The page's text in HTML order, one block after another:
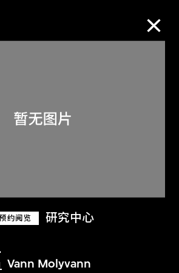
约阅览 研究中心
Vann Molyvann
的二十及二十一世纪视觉